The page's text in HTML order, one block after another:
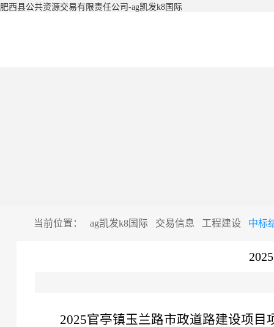
肥西县公共资源交易有限责任公司-ag凯发k8国际
当前位置： ag凯发k8国际 交易信息 工程建设 中标
2025官亭镇玉兰路市政道路建设项目